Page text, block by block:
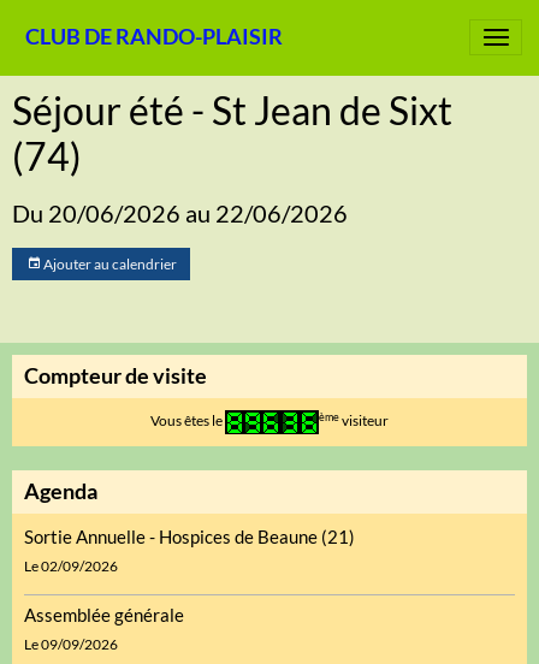
CLUB DE RANDO-PLAISIR
Séjour été - St Jean de Sixt
(74)
Du 20/06/2026 au 22/06/2026
Ajouter au calendrier
Compteur de visite
Vous êtes le èmevisiteur
Agenda
Sortie Annuelle - Hospices de Beaune (21)
Le 02/09/2026
Assemblée générale
Le 09/09/2026